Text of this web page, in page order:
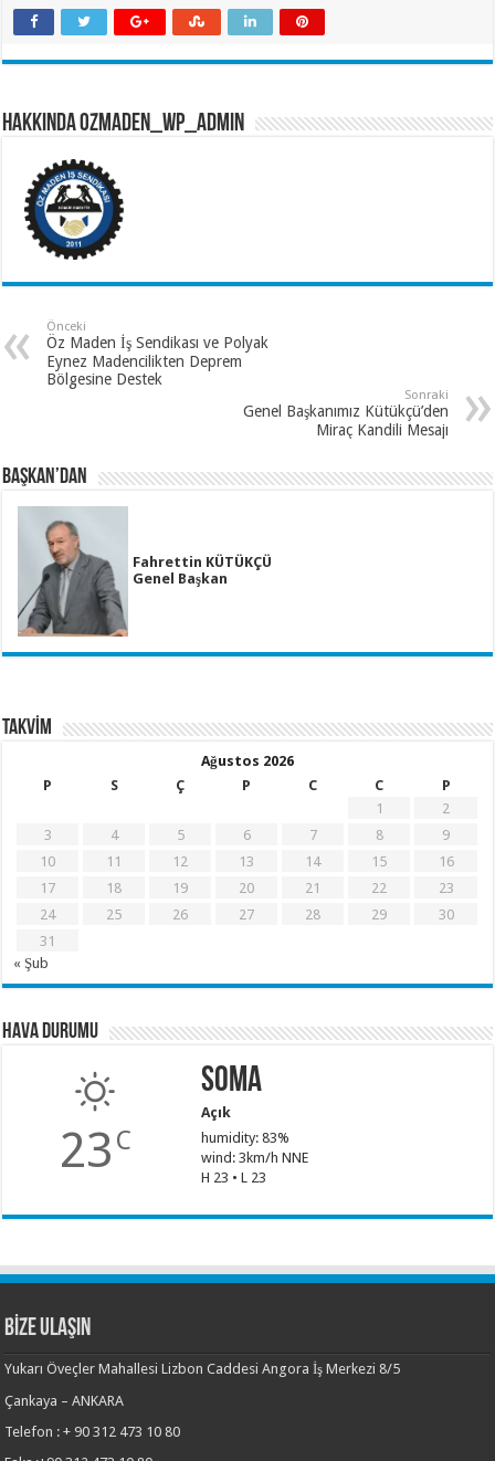
Hakkında ozmaden_wp_admin
Önceki
Öz Maden İş Sendikası ve Polyak
Eynez Madencilikten Deprem
Bölgesine Destek
Sonraki
Genel Başkanımız Kütükçü’den
Miraç Kandili Mesajı
BAŞKAN’DAN
Fahrettin KÜTÜKÇÜ
Genel Başkan
TAKVİM
Ağustos 2026
P
S Ç P C C
P
1
2
3
4 5 6 7 8
9
10
11 12 13 14 15
16
17
18 19 20 21 22
23
24
25 26 27 28 29
30
31
« Şub
Hava Durumu
23 C
Soma
Açık
humidity: 83%
wind: 3km/h NNE
H 23 • L 23
BİZE ULAŞIN
Yukarı Öveçler Mahallesi Lizbon Caddesi Angora İş Merkezi 8/5
Çankaya – ANKARA
Telefon : + 90 312 473 10 80